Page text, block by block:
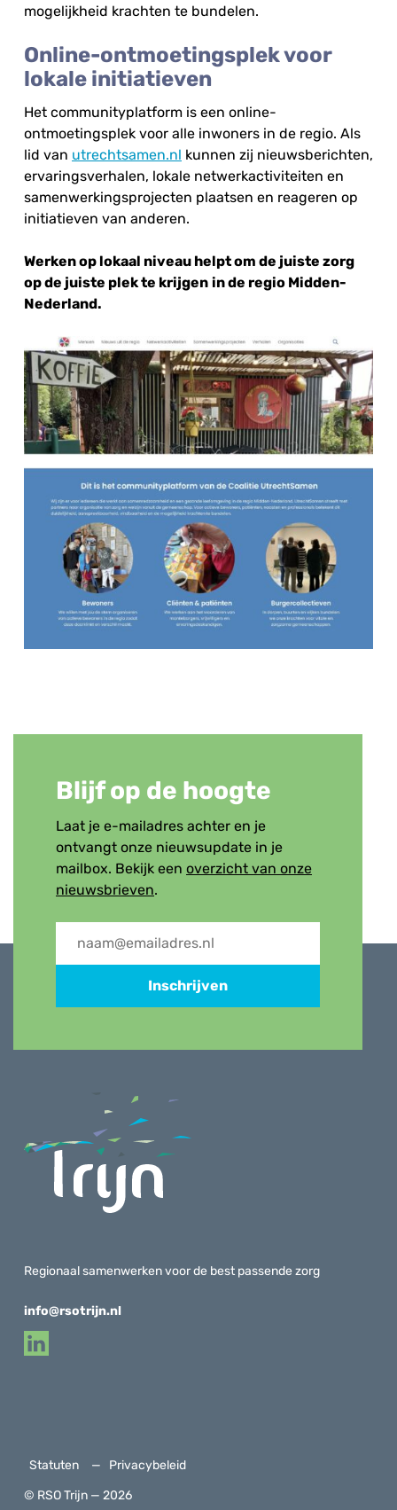
mogelijkheid krachten te bundelen.
Online-ontmoetingsplek voor
lokale initiatieven
Het communityplatform is een online-
ontmoetingsplek voor alle inwoners in de regio. Als
lid van utrechtsamen.nl kunnen zij nieuwsberichten,
ervaringsverhalen, lokale netwerkactiviteiten en
samenwerkingsprojecten plaatsen en reageren op
initiatieven van anderen.
Werken op lokaal niveau helpt om de juiste zorg
op de juiste plek te krijgen in de regio Midden-
Nederland.
Blijf op de hoogte
Laat je e-mailadres achter en je
ontvangt onze nieuwsupdate in je
mailbox. Bekijk een overzicht van onze
nieuwsbrieven.
Inschrijven
Regionaal samenwerken voor de best passende zorg
info@rsotrijn.nl
Statuten
Privacybeleid
© RSO Trijn — 2026